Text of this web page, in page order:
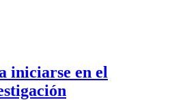
iniciarse en el